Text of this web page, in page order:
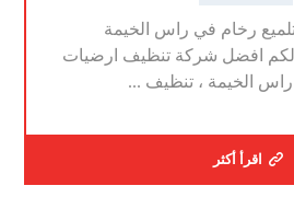
رخام في راس الخيمة
نقدم لكم افضل شركة تنظيف ارضيات
الخيمة ، تنظيف ...
اقرأ أكثر